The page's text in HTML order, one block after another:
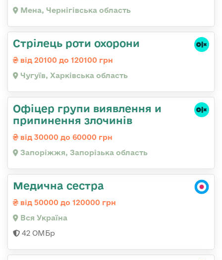
Мена, Чернігівська область
Стрілець роти охорони
від 20100 до 120100 грн
Чугуїв, Харківська область
Офіцер групи виявлення и
припинення злочинів
від 30000 до 60000 грн
Запоріжжя, Запорізька область
Медична сестра
від 50000 до 120000 грн
Вся Україна
42 ОМБр